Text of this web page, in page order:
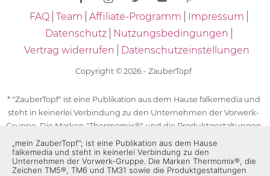
FAQ Team Affiliate-Programm
Impressum
Datenschutz
Nutzungsbedingungen
Vertrag widerrufen
Datenschutzeinstellungen
Copyright © 2026 - ZauberTopf
* "ZauberTopf" ist eine Publikation aus dem Hause falkemedia und
steht in keinerlei Verbindung zu den Unternehmen der Vorwerk-
Gruppe. Die Marken "Thermomix®" und die Produktgestaltungen
des "Thermomix®" sind eingetragene Marken der Unternehmen
der Vorwerk-Gruppe. Die Marken Thermomix®, die Zeichen TM5®,
TM6 und TM31 sowie die Produktgestaltungen des Thermomix®
„mein ZauberTopf”; ist eine Publikation aus dem Hause
falkemedia und steht in keinerlei Verbindung zu den
Unternehmen der Vorwerk-Gruppe. Die Marken Thermomix®, die
Zeichen TM5®, TM6 und TM31 sowie die Produktgestaltungen